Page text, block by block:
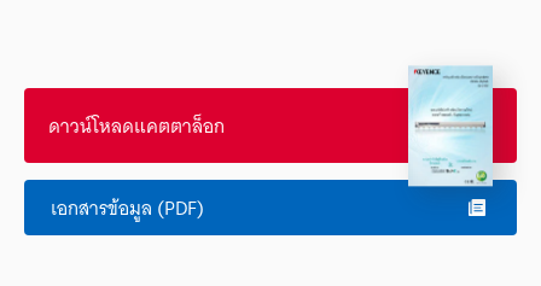
ดาวน์โหลดแคตตาล็อก
เอกสารข้อมูล (PDF)